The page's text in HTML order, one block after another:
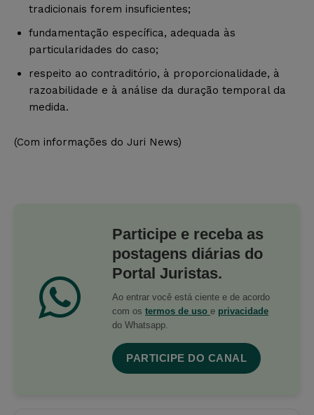
tradicionais forem insuficientes;
fundamentação específica, adequada às
particularidades do caso;
respeito ao contraditório, à proporcionalidade, à
razoabilidade e à análise da duração temporal da
medida.
(Com informações do Juri News)
Participe e receba as
postagens diárias do
Portal Juristas.
Ao entrar você está ciente e de acordo
com os termos de uso e privacidade
do Whatsapp.
PARTICIPE DO CANAL